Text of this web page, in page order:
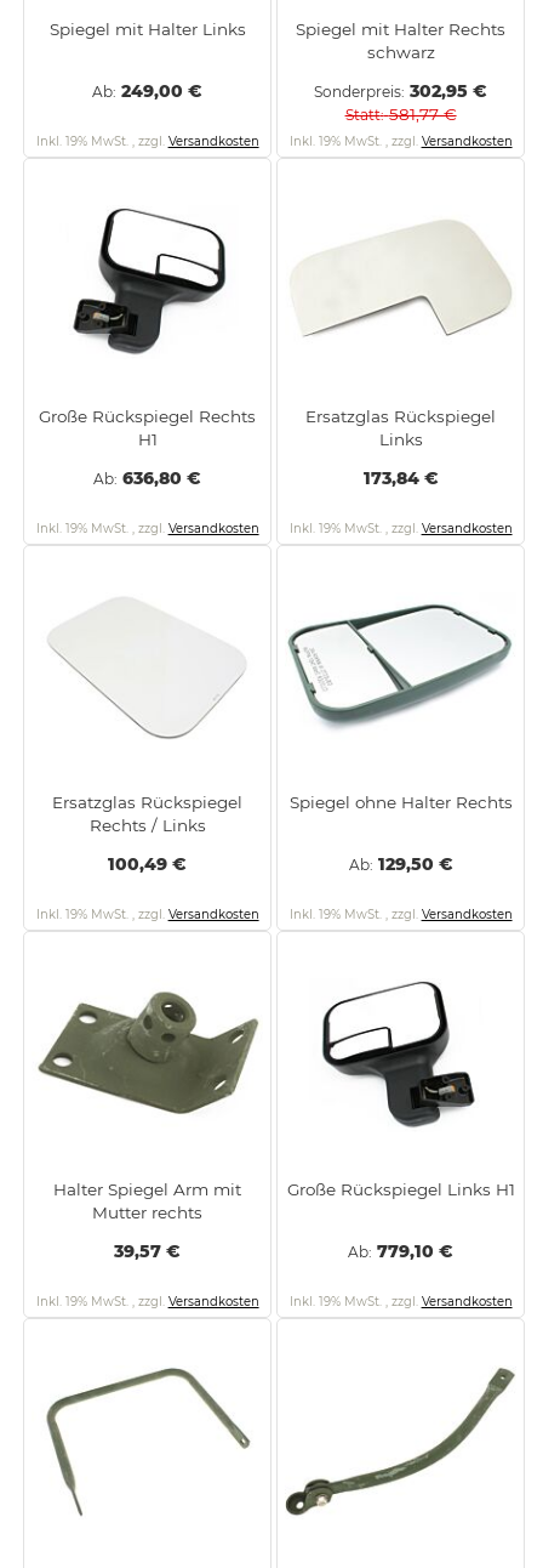
Spiegel mit Halter Links
Ab 249,00 €
Inkl. 19% MwSt. , zzgl. Versandkosten
Spiegel mit Halter Rechts
schwarz
Sonderpreis 302,95 €
Statt 581,77 €
Inkl. 19% MwSt. , zzgl. Versandkosten
Große Rückspiegel Rechts
H1
Ab 636,80 €
Inkl. 19% MwSt. zzgl. Versandkosten
Ersatzglas Rückspiegel
Links
173,84 €
Inkl. 19% MwSt. zzgl. Versandkosten
Ersatzglas Rückspiegel
Rechts / Links
100,49 €
Inkl. 19% MwSt. , zzgl. Versandkosten
Spiegel ohne Halter Rechts
Ab 129,50 €
Inkl. 19% MwSt. , zzgl. Versandkosten
Halter Spiegel Arm mit
Mutter rechts
39,57 €
Inkl. 19% MwSt. , zzgl. Versandkosten
Große Rückspiegel Links H1
Ab 779,10 €
Inkl. 19% MwSt. , zzgl. Versandkosten